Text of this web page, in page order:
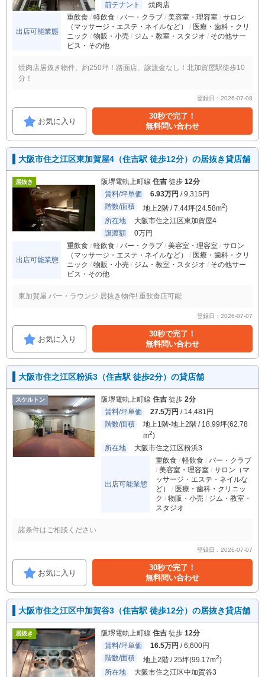
前テナント
焼肉店
出店可能業態
重飲食 軽飲食 バー・クラブ 美容室・理容室
サロン
（マッサージ・エステ・ネイルなど）
医療・歯科・クリ
ニック
物販・小売 ジム・教室・スタジオ
その他サー
ビス・その他
焼肉店居抜き物件、約250坪！路面店、譲渡金なし！北加賀屋駅徒歩10
分！
登録日：2026-07-08
お気に入り
30秒で完了！
無料問い合わせ
大阪市住之江区東加賀屋4（住吉駅 徒歩12分）の居抜き貸店舗
居抜き 阪堺電軌上町線 住吉 徒歩 12分
賃料/坪単価
6.93万円 / 9,315円
階数/面積
地上2階 / 7.44坪(24.58m2)
所在地
大阪市住之江区東加賀屋4
譲渡額
0万円
出店可能業態
重飲食 軽飲食 バー・クラブ 美容室・理容室
サロン
（マッサージ・エステ・ネイルなど）
医療・歯科・クリ
ニック
物販・小売 ジム・教室・スタジオ
その他サー
ビス・その他
東加賀屋 バー・ラウンジ 居抜き物件! 重飲食店可能
登録日：2026-07-07
お気に入り
30秒で完了！
無料問い合わせ
大阪市住之江区粉浜3（住吉駅 徒歩2分）の貸店舗
スケルトン 阪堺電軌上町線 住吉 徒歩 2分
賃料/坪単価
27.5万円 / 14,481円
階数/面積
地上1階-地上2階 / 18.99坪(62.78
m2)
所在地
大阪市住之江区粉浜3
出店可能業態
重飲食 軽飲食
バー・クラブ
美容室・理容室
サロン（マ
ッサージ・エステ・ネイルな
ど）
医療・歯科・クリニッ
ク
物販・小売
ジム・教室・
スタジオ
諸条件はご相談ください
登録日：2026-07-07
お気に入り
30秒で完了！
無料問い合わせ
大阪市住之江区中加賀谷3（住吉駅 徒歩12分）の居抜き貸店舗
居抜き 阪堺電軌上町線 住吉 徒歩 12分
賃料/坪単価
16.5万円 / 6,600円
階数/面積
地上2階 / 25坪(99.17m2)
所在地
大阪市住之江区中加賀谷3